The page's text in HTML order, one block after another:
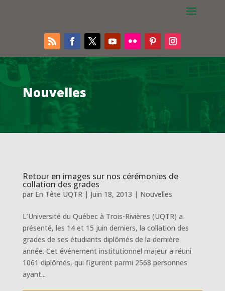
Nouvelles
Retour en images sur nos cérémonies de
collation des grades
par En Tête UQTR| Juin 18, 2013 | Nouvelles
L’Université du Québec à Trois-Rivières (UQTR) a
présenté, les 14 et 15 juin derniers, la collation des
grades de ses étudiants diplômés de la dernière
année. Cet événement institutionnel majeur a réuni
1061 diplômés, qui figurent parmi 2568 personnes
ayant...